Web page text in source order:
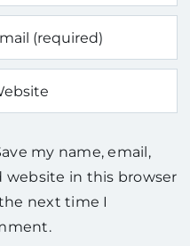
my name, email,
website in this browser
next time I